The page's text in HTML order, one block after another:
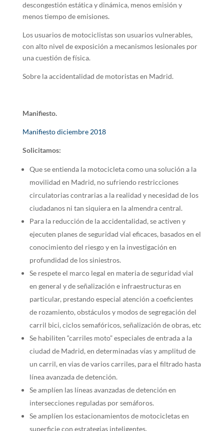
descongestión estática y dinámica, menos emisión y
menos tiempo de emisiones.
Los usuarios de motociclistas son usuarios vulnerables,
con alto nivel de exposición a mecanismos lesionales por
una cuestión de física.
Sobre la accidentalidad de motoristas en Madrid.
Manifiesto.
Manifiesto diciembre 2018
Solicitamos:
Que se entienda la motocicleta como una solución a la
movilidad en Madrid, no sufriendo restricciones
circulatorias contrarias a la realidad y necesidad de los
ciudadanos ni tan siquiera en la almendra central.
Para la reducción de la accidentalidad, se activen y
ejecuten planes de seguridad vial eficaces, basados en el
conocimiento del riesgo y en la investigación en
profundidad de los siniestros.
Se respete el marco legal en materia de seguridad vial
en general y de señalización e infraestructuras en
particular, prestando especial atención a coeficientes
de rozamiento, obstáculos y modos de segregación del
carril bici, ciclos semafóricos, señalización de obras, etc
Se habiliten “carriles moto” especiales de entrada a la
ciudad de Madrid, en determinadas vías y amplitud de
un carril, en vias de varios carriles, para el filtrado hasta
línea avanzada de detención.
Se amplíen las líneas avanzadas de detención en
intersecciones reguladas por semáforos.
Se amplíen los estacionamientos de motocicletas en
superficie con estrategias inteligentes.